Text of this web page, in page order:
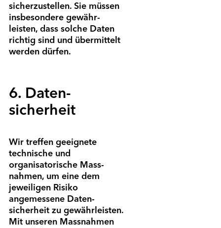
sicherzustellen. Sie müssen
insbesondere gewähr­
leisten, dass solche Daten
richtig sind und über­mittelt
werden dürfen.
6. Daten­
sicherheit
Wir treffen geeignete
technische und
organisatorische Mass­
nahmen, um eine dem
jeweiligen Risiko
angemessene Daten­
sicherheit zu gewähr­leisten.
Mit unseren Mass­nahmen